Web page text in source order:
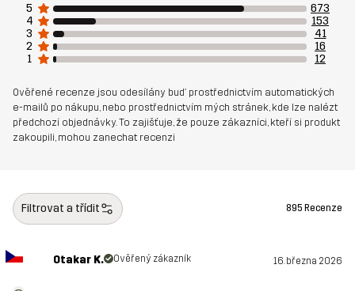
Číslo výrobku 10603_2001
5
673
4
153
3
41
2
16
1
12
Ověřené recenze jsou odesílány buď prostřednictvím automatických
e-mailů po nákupu, nebo prostřednictvím mých stránek, kde lze nalézt
předchozí objednávky. To zajišťuje, že pouze zákazníci, kteří si produkt
zakoupili, mohou zanechat recenzi
Filtrovat a třídit 895 Recenze
Otakar K. Ověřený zákazník 16. března 2026